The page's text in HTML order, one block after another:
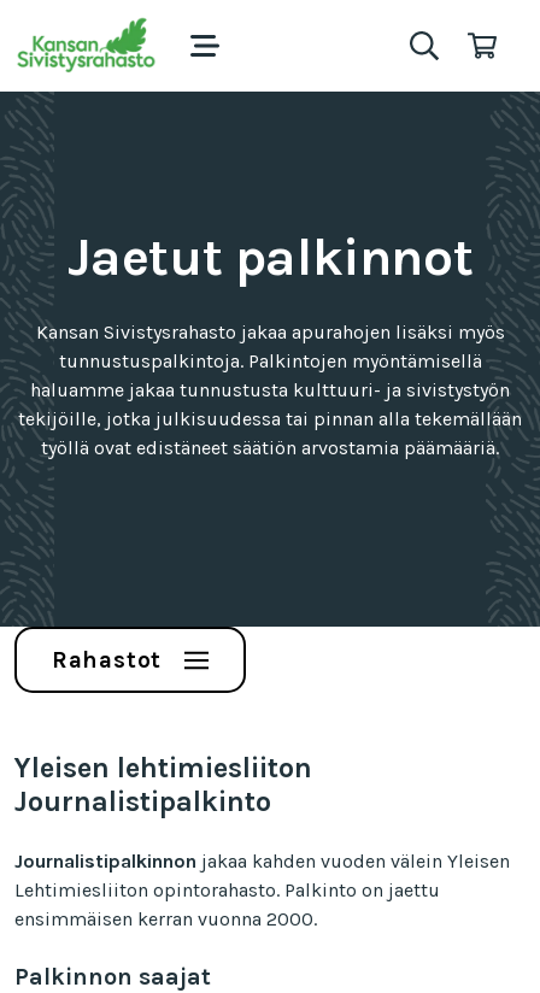
Jaetut palkinnot
Kansan Sivistysrahasto jakaa apurahojen lisäksi myös
tunnustuspalkintoja. Palkintojen myöntämisellä
haluamme jakaa tunnustusta kulttuuri- ja sivistystyön
tekijöille, jotka julkisuudessa tai pinnan alla tekemällään
työllä ovat edistäneet säätiön arvostamia päämääriä.
Rahastot
Yleisen lehtimiesliiton
Journalistipalkinto
Journalistipalkinnon jakaa kahden vuoden välein Yleisen
Lehtimiesliiton opintorahasto. Palkinto on jaettu
ensimmäisen kerran vuonna 2000.
Palkinnon saajat